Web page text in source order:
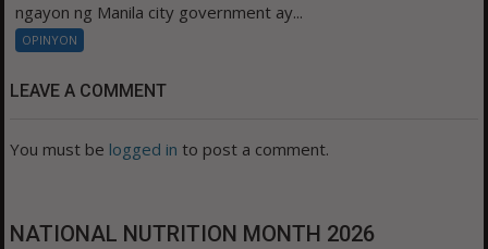
ngayon ng Manila city government ay...
OPINYON
LEAVE A COMMENT
You must be logged in to post a comment.
NATIONAL NUTRITION MONTH 2026